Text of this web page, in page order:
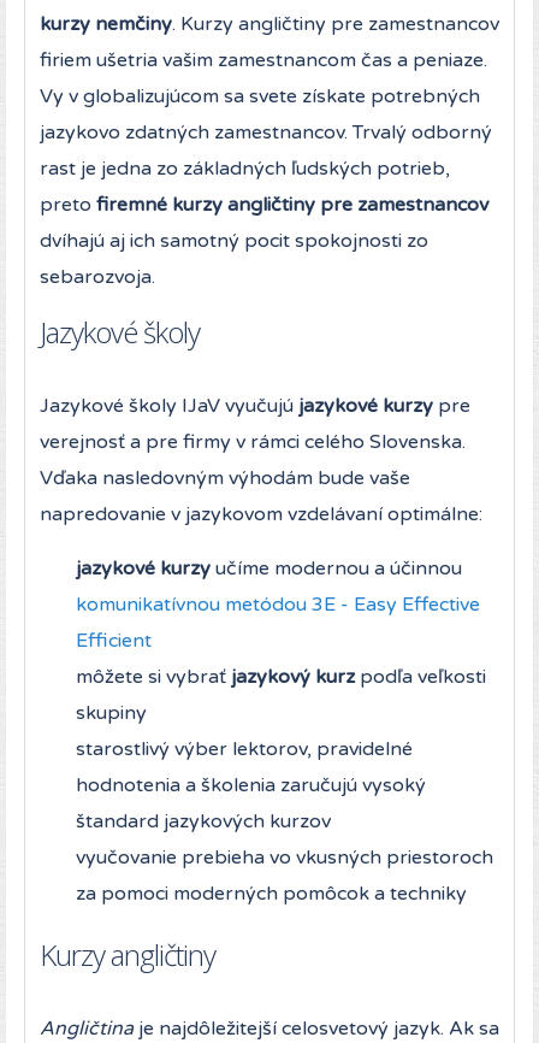
kurzy nemčiny. Kurzy angličtiny pre zamestnancov
firiem ušetria vašim zamestnancom čas a peniaze.
Vy v globalizujúcom sa svete získate potrebných
jazykovo zdatných zamestnancov. Trvalý odborný
rast je jedna zo základných ľudských potrieb,
preto firemné kurzy angličtiny pre zamestnancov
dvíhajú aj ich samotný pocit spokojnosti zo
sebarozvoja.
Jazykové školy
Jazykové školy IJaV vyučujú jazykové kurzy pre
verejnosť a pre firmy v rámci celého Slovenska.
Vďaka nasledovným výhodám bude vaše
napredovanie v jazykovom vzdelávaní optimálne:
jazykové kurzy učíme modernou a účinnou
komunikatívnou metódou 3E - Easy Effective
Efficient
môžete si vybrať jazykový kurzpodľa veľkosti
skupiny
starostlivý výber lektorov, pravidelné
hodnotenia a školenia zaručujú vysoký
štandard jazykových kurzov
vyučovanie prebieha vo vkusných priestoroch
za pomoci moderných pomôcok a techniky
Kurzy angličtiny
Angličtinaje najdôležitejší celosvetový jazyk. Ak sa